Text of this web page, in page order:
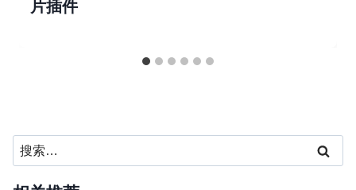
片插件
搜
索：